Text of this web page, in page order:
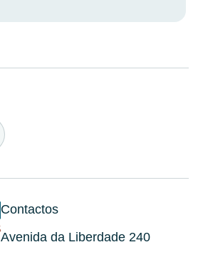
Contactos
Avenida da Liberdade 240